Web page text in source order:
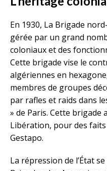
En 1930, La Brigade
gérée par un grand
coloniaux et des
Cette brigade vise le
algériennes en
membres de groupes
par rafles et raids dans
» de Paris. Cette brigade
Libération, pour des
Gestapo.
La répression de l’État